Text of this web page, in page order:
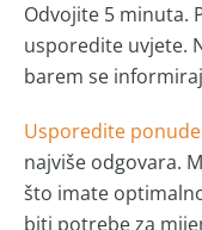
Odvojite 5 minuta.
usporedite uvjete.
barem se
Usporedite ponude
najviše odgovara.
što imate
biti potrebe za